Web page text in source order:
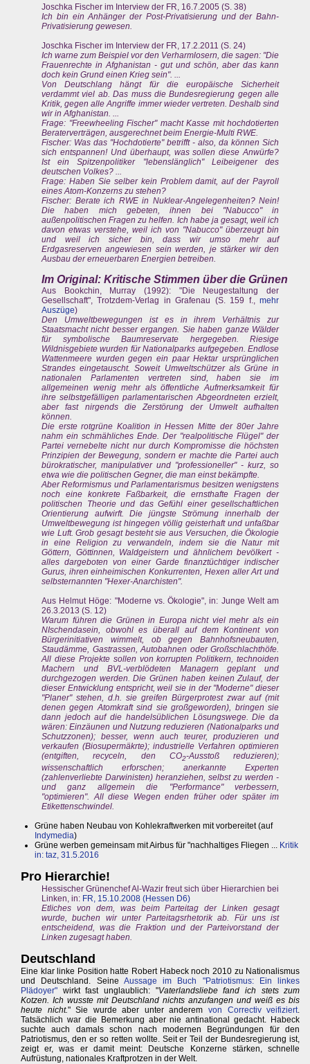
Joschka Fischer im Interview der FR, 16.7.2005 (S. 38)
Ich bin ein Anhänger der Post-Privatisierung und der Bahn-
Privatisierung gewesen.
Joschka Fischer im Interview der FR, 17.2.2011 (S. 24)
Ich warne zum Beispiel vor den Verharmlosern, die sagen: "Die
Frauenrechte in Afghanistan - gut und schön, aber das kann
doch kein Grund einen Krieg sein". ...
Von Deutschlang hängt für die europäische Sicherheit
verdammt viel ab. Das muss die Bundesregierung gegen alle
Kritik, gegen alle Angriffe immer wieder vertreten. Deshalb sind
wir in Afghanistan. ...
Frage: "Freewheeling Fischer" macht Kasse mit hochdotierten
Beraterverträgen, ausgerechnet beim Energie-Multi RWE.
Fischer: Was das "Hochdotierte" betrifft - also, da können Sich
sich entspannen! Und überhaupt, was sollen diese Anwürfe?
Ist ein Spitzenpolitiker "lebenslänglich" Leibeigener des
deutschen Volkes? ...
Frage: Haben Sie selber kein Problem damit, auf der Payroll
eines Atom-Konzerns zu stehen?
Fischer: Berate ich RWE in Nuklear-Angelegenheiten? Nein!
Die haben mich gebeten, ihnen bei "Nabucco" in
außenpolitischen Fragen zu helfen. Ich habe ja gesagt, weil ich
davon etwas verstehe, weil ich von "Nabucco" überzeugt bin
und weil ich sicher bin, dass wir umso mehr auf
Erdgasreserven angewiesen sein werden, je stärker wir den
Ausbau der erneuerbaren Energien betreiben.
Im Original: Kritische Stimmen über die Grünen
Aus Bookchin, Murray (1992): "Die Neugestaltung der
Gesellschaft", Trotzdem-Verlag in Grafenau (S. 159 f.,mehr
Auszüge)
Den Umweltbewegungen ist es in ihrem Verhältnis zur
Staatsmacht nicht besser ergangen. Sie haben ganze Wälder
für symbolische Baumreservate hergegeben. Riesige
Wildnisgebiete wurden für Nationalparks aufgegeben. Endlose
Wattenmeere wurden gegen ein paar Hektar ursprünglichen
Strandes eingetauscht. Soweit Umweltschützer als Grüne in
nationalen Parlamenten vertreten sind, haben sie im
allgemeinen wenig mehr als öffentliche Aufmerksamkeit für
ihre selbstgefälligen parlamentarischen Abgeordneten erzielt,
aber fast nirgends die Zerstörung der Umwelt aufhalten
können.
Die erste rotgrüne Koalition in Hessen Mitte der 80er Jahre
nahm ein schmähliches Ende. Der "realpolitische Flügel" der
Partei vernebelte nicht nur durch Kompromisse die höchsten
Prinzipien der Bewegung, sondern er machte die Partei auch
bürokratischer, manipulativer und "professioneller" - kurz, so
etwa wie die politischen Gegner, die man einst bekämpfte.
Aber Reformismus und Parlamentarismus besitzen wenigstens
noch eine konkrete Faßbarkeit, die ernsthafte Fragen der
politischen Theorie und das Gefühl einer gesellschaftlichen
Orientierung aufwirft. Die jüngste Strömung innerhalb der
Umweltbewegung ist hingegen völlig geisterhaft und unfaßbar
wie Luft. Grob gesagt besteht sie aus Versuchen, die Ökologie
in eine Religion zu verwandeln, indem sie die Natur mit
Göttern, Göttinnen, Waldgeistern und ähnlichem bevölkert -
alles dargeboten von einer Garde finanztüchtiger indischer
Gurus, ihren einheimischen Konkurrenten, Hexen aller Art und
selbsternannten "Hexer-Anarchisten".
Aus Helmut Höge: "Moderne vs. Ökologie", in: Junge Welt am
26.3.2013 (S. 12)
Warum führen die Grünen in Europa nicht viel mehr als ein
NIschendasein, obwohl es überall auf dem Kontinent von
Bürgerinitiativen wimmelt, ob gegen Bahnhofsneubauten,
Staudämme, Gastrassen, Autobahnen oder Großschlachthöfe.
All diese Projekte sollen von korrupten Politikern, technoiden
Machern und BVL-verblödeten Managern geplant und
durchgezogen werden. Die Grünen haben keinen Zulauf, der
dieser Entwicklung entspricht, weil sie in der "Moderne" dieser
"Planer" stehen, d.h. sie greifen Bürgerprotest zwar auf (mit
denen gegen Atomkraft sind sie großgeworden), bringen sie
dann jedoch auf die handelsüblichen Lösungswege. Die da
wären: Einzäunen und Nutzung reduzieren (Nationalparks und
Schutzzonen); besser, wenn auch teurer, produzieren und
verkaufen (Biosupermäkrte); industrielle Verfahren optimieren
(entgiften, recyceln, den CO2-Ausstoß reduzieren);
wissenschaftlich erforschen; anerkannte Experten
(zahlenverliebte Darwinisten) heranziehen, selbst zu werden -
und ganz allgemein die "Performance" verbessern,
"optimieren". All diese Wegen enden früher oder später im
Etikettenschwindel.
Grüne haben Neubau von Kohlekraftwerken mit vorbereitet (auf
Indymedia)
Grüne werben gemeinsam mit Airbus für "nachhaltiges Fliegen ... Kritik
in: taz, 31.5.2016
Pro Hierarchie!
Hessischer Grünenchef Al-Wazir freut sich über Hierarchien bei
Linken, in: FR, 15.10.2008 (Hessen D6)
Etliches von dem, was beim Parteitag der Linken gesagt
wurde, buchen wir unter Parteitagsrhetorik ab. Für uns ist
entscheidend, was die Fraktion und der Parteivorstand der
Linken zugesagt haben.
Deutschland
Eine klar linke Position hatte Robert Habeck noch 2010 zu Nationalismus
und Deutschland. Seine Aussage im Buch "Patriotismus: Ein linkes
Plädoyer" wirkt fast unglaublich: "Vaterlandsliebe fand ich stets zum
Kotzen. Ich wusste mit Deutschland nichts anzufangen und weiß es bis
heute nicht." Sie wurde aber unter anderemvon Correctiv veifiziert.
Tatsächlich war die Bemerkung aber nie antinational gedacht. Habeck
suchte auch damals schon nach modernen Begründungen für den
Patriotismus, den er so retten wollte. Seit er Teil der Bundesregierung ist,
zeigt er, was er damit meint: Deutsche Konzerne stärken, schnelle
Aufrüstung, nationales Kraftprotzen in der Welt.